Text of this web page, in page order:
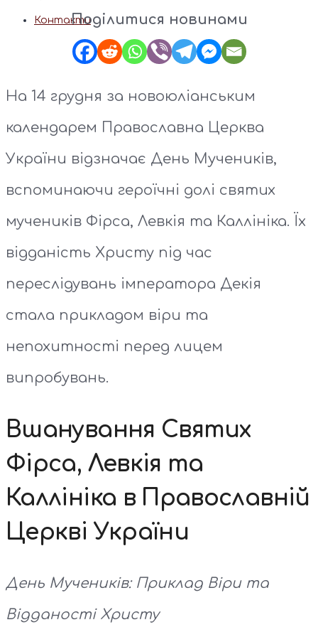
КонтактиПоділитися новинами
На 14 грудня за новоюліанським
календарем Православна Церква
України відзначає День Мучеників,
вспоминаючи героїчні долі святих
мучеників Фірса, Левкія та Каллініка. Їх
відданість Христу під час
переслідувань імператора Декія
стала прикладом віри та
непохитності перед лицем
випробувань.
Вшанування Святих
Фірса, Левкія та
Каллініка в Православній
Церкві України
День Мучеників: Приклад Віри та
Відданості Христу